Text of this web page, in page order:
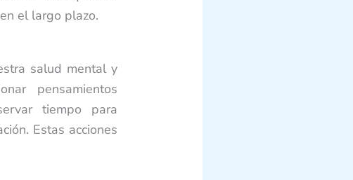
el largo plazo.
salud mental y
pensamientos
tiempo para
Estas acciones